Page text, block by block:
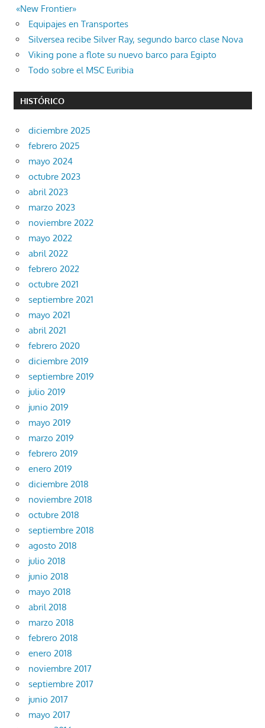
«New Frontier»
Equipajes en Transportes
Silversea recibe Silver Ray, segundo barco clase Nova
Viking pone a flote su nuevo barco para Egipto
Todo sobre el MSC Euribia
HISTÓRICO
diciembre 2025
febrero 2025
mayo 2024
octubre 2023
abril 2023
marzo 2023
noviembre 2022
mayo 2022
abril 2022
febrero 2022
octubre 2021
septiembre 2021
mayo 2021
abril 2021
febrero 2020
diciembre 2019
septiembre 2019
julio 2019
junio 2019
mayo 2019
marzo 2019
febrero 2019
enero 2019
diciembre 2018
noviembre 2018
octubre 2018
septiembre 2018
agosto 2018
julio 2018
junio 2018
mayo 2018
abril 2018
marzo 2018
febrero 2018
enero 2018
noviembre 2017
septiembre 2017
junio 2017
mayo 2017